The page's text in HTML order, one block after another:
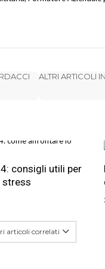
ALTRI ARTICOLI
consigli utili per
articoli correlati